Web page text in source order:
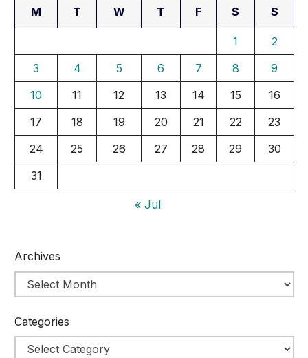
M T W T F S S
1
2
3
4 5 6 7 8
9
10
11 12 13 14 15
16
17
18 19 20 21 22
23
24
25 26 27 28 29
30
31
« Jul
Archives
Categories